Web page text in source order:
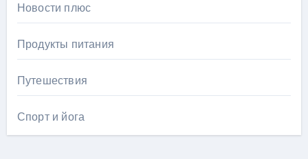
Новости плюс
Продукты питания
Путешествия
Спорт и йога